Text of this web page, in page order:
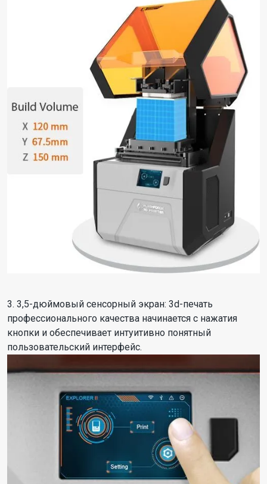
3. 3,5-дюймовый сенсорный экран: 3d-печать
профессионального качества начинается с нажатия
кнопки и обеспечивает интуитивно понятный
пользовательский интерфейс.